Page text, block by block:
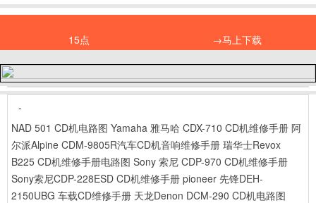
15点 →马上下载
-
NAD 501 CD机电路图 Yamaha 雅马哈 CDX-710 CD机维修手册 阿
尔派Alpine CDM-9805R汽车CD机音响维修手册 瑞华士Revox
B225 CD机维修手册电路图 Sony 索尼 CDP-970 CD机维修手册
Sony索尼CDP-228ESD CD机维修手册 pioneer 先锋DEH-
2150UBG 车载CD维修手册 天龙Denon DCM-290 CD机电路图